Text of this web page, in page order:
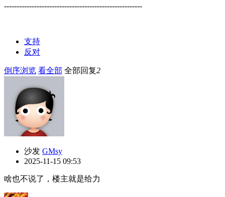
-------------------------------------------------------
支持
反对
倒序浏览 看全部 全部回复2
沙发 GMsy
2025-11-15 09:53
啥也不说了，楼主就是给力